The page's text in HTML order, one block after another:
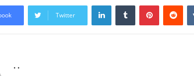
Twitter
LinkedInTumblr Pinterest
. .